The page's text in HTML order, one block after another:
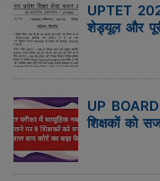
UPTET
शेड्यूल और
UP
शिक्षकों को